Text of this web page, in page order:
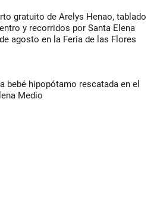
gratuito de Arelys Henao, tablado
y recorridos por Santa Elena
agosto en la Feria de las Flores
bebé hipopótamo rescatada en el
Medio